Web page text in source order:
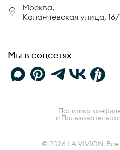
Юридическая информация
Москва,
Каланчевская улица, 16/
Мы в соцсетях
© 2026 LA VIVION.
Политика
и